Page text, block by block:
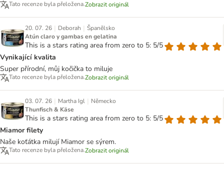
Tato recenze byla přeložena.Zobrazit originál
20. 07. 26 | Deborah | Španělsko
Atún claro y gambas en gelatina
This is a stars rating area from zero to 5: 5/5
Vynikající kvalita
Super přírodní, můj kočička to miluje
Tato recenze byla přeložena.Zobrazit originál
03. 07. 26 | Martha Igl | Německo
Thunfisch & Käse
This is a stars rating area from zero to 5: 5/5
Miamor filety
Naše koťátka milují Miamor se sýrem.
Tato recenze byla přeložena.Zobrazit originál